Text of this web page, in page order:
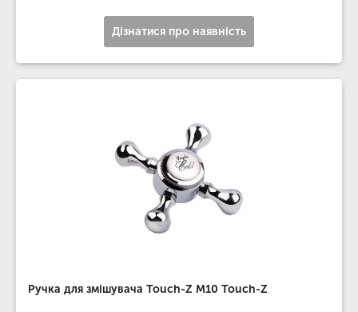
Дізнатися про наявність
Ручка для змішувача Touch-Z M10 Touch-Z